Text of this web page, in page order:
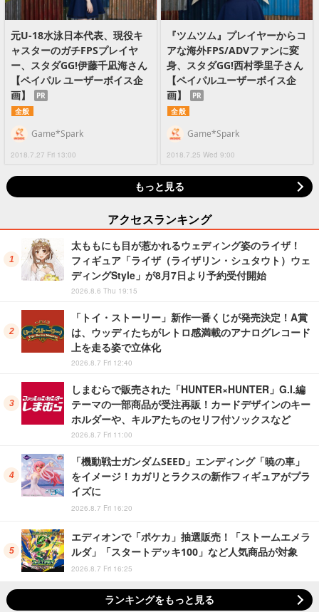
元U-18水泳日本代表、現役キ
ャスターのガチFPSプレイヤ
ー、スタダGG!伊藤千凪海さん
【ペイパル ユーザーボイス企
画】
PR
全般
2018.7.27 Fri 13:00
Game*Spark
『ツムツム』プレイヤーからコ
アな海外FPS/ADVファンに変
身、スタダGG!西村季里子さん
【ペイパルユーザーボイス企
画】
PR
全般
2018.7.25 Wed 9:00
Game*Spark
もっと見る
アクセスランキング
太ももにも目が惹かれるウェディング姿のライザ！
フィギュア「ライザ（ライザリン・シュタウト）ウェ
ディングStyle」が8月7日より予約受付開始
2026.8.6 Thu 19:15
「トイ・ストーリー」新作一番くじが発売決定！A賞
は、ウッディたちがレトロ感満載のアナログレコード
上を走る姿で立体化
2026.8.7 Fri 12:40
しまむらで販売された「HUNTER×HUNTER」G.I.編
テーマの一部商品が受注再販！カードデザインのキー
ホルダーや、キルアたちのセリフ付ソックスなど
2026.8.7 Fri 11:00
「機動戦士ガンダムSEED」エンディング「暁の車」
をイメージ！カガリとラクスの新作フィギュアがプラ
イズに
2026.8.7 Fri 16:20
エディオンで「ポケカ」抽選販売！「ストームエメラ
ルダ」「スタートデッキ100」など人気商品が対象
2026.8.7 Fri 16:25
ランキングをもっと見る